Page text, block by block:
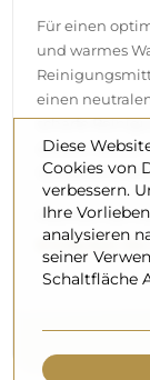
Für einen
und warmes
einen
scharfe
starken
Spiegelbild
Möchten Sie
Entdecken
Diese
Cookies von
verbessern.
Ihre
analysieren
seiner
Schaltfläche